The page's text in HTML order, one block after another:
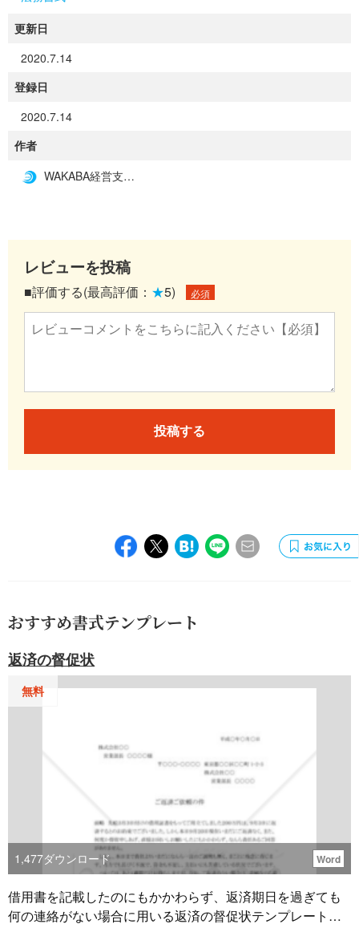
更新日
2020.7.14
登録日
2020.7.14
作者
WAKABA経営支援事務所
レビューを投稿
■評価する(最高評価： ★5) 必須
投稿する
おすすめ書式テンプレート
返済の督促状
無料
1,477ダウンロード Word
借用書を記載したのにもかかわらず、返済期日を過ぎても
何の連絡がない場合に用いる返済の督促状テンプレートで